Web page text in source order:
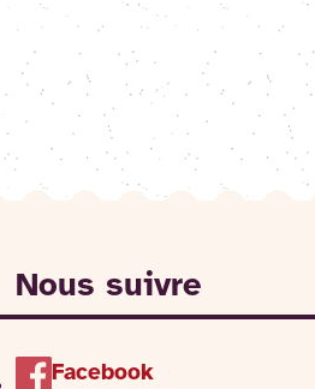
Nous suivre
Facebook